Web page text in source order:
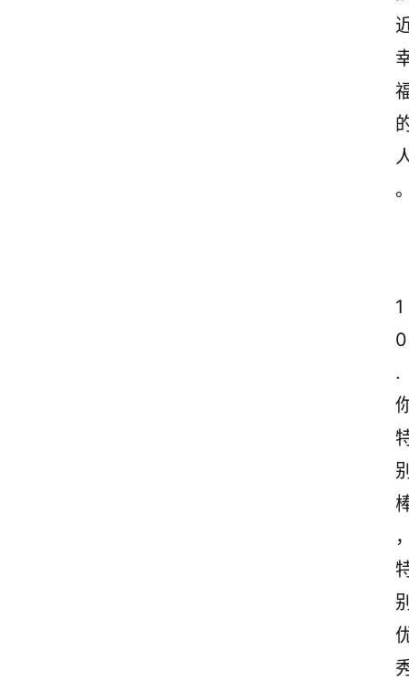
1
0
.